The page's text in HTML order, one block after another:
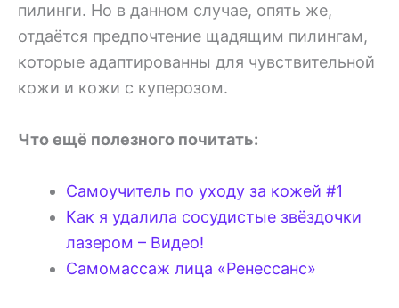
пилинги. Но в данном случае, опять же,
отдаётся предпочтение щадящим пилингам,
которые адаптированны для чувствительной
кожи и кожи с куперозом.
Что ещё полезного почитать:
Самоучитель по уходу за кожей #1
Как я удалила сосудистые звёздочки
лазером – Видео!
Самомассаж лица «Ренессанс»